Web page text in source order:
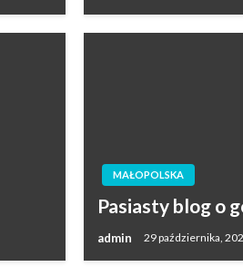
MAŁOPOLSKA
Pasiasty blog o
admin 29 października,